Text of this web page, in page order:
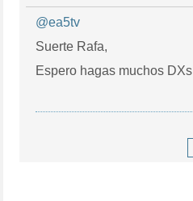
@ea5tv
Suerte Rafa,
Espero hagas muchos DXs